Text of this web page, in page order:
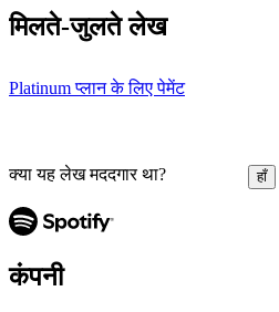
मिलते-जुलते लेख
Platinum प्लान के लिए पेमेंट
क्या यह लेख मददगार था? हाँ
कंपनी